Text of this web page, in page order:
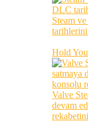
Steam
tarihlerini
Hold
Valve
devam
rekabetini